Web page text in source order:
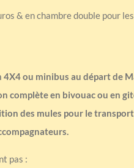
& en chambre double pour
4X4 ou minibus au départ de
complète en bivouac ou en
des mules pour le
pas :